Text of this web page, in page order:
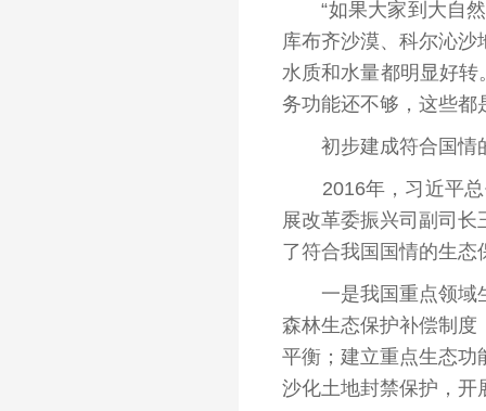
“如果大家到大自然
库布齐沙漠、科尔沁
水质和水量都明显好转
务功能还不够，这些都
初步建成符合国情
2016年，习近平总
展改革委振兴司副司
了符合我国国情的生态
一是我国重点领域生
森林生态保护补偿制度
平衡；建立重点生态功
沙化土地封禁保护，开